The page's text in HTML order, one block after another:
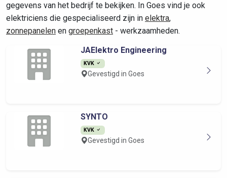
gegevens van het bedrijf te bekijken. In Goes vind je ook
elektriciens die gespecialiseerd zijn in elektra,
zonnepanelen en groepenkast - werkzaamheden.
JAElektro Engineering
KVK
Gevestigd in Goes
SYNTO
KVK
Gevestigd in Goes